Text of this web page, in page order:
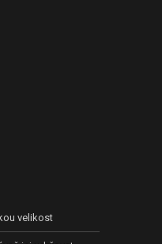
velikost